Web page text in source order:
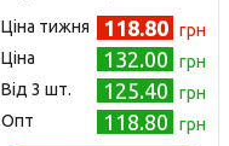
Ціна тижня 118.80 грн
Ціна
132.00
грн
Від 3 шт.
125.40
грн
Опт
118.80 грн